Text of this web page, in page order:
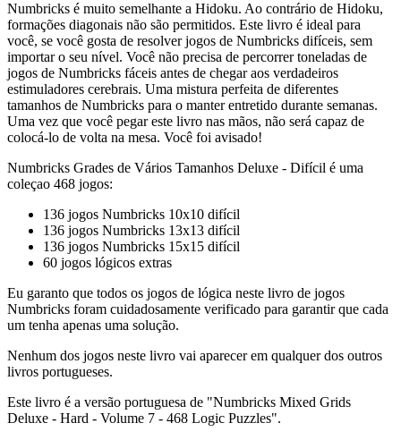
Numbricks é muito semelhante a Hidoku. Ao contrário de Hidoku,
formações diagonais não são permitidos. Este livro é ideal para
você, se você gosta de resolver jogos de Numbricks difíceis, sem
importar o seu nível. Você não precisa de percorrer toneladas de
jogos de Numbricks fáceis antes de chegar aos verdadeiros
estimuladores cerebrais. Uma mistura perfeita de diferentes
tamanhos de Numbricks para o manter entretido durante semanas.
Uma vez que você pegar este livro nas mãos, não será capaz de
colocá-lo de volta na mesa. Você foi avisado!
Numbricks Grades de Vários Tamanhos Deluxe - Difícil é uma
coleçao 468 jogos:
136 jogos Numbricks 10x10 difícil
136 jogos Numbricks 13x13 difícil
136 jogos Numbricks 15x15 difícil
60 jogos lógicos extras
Eu garanto que todos os jogos de lógica neste livro de jogos
Numbricks foram cuidadosamente verificado para garantir que cada
um tenha apenas uma solução.
Nenhum dos jogos neste livro vai aparecer em qualquer dos outros
livros portugueses.
Este livro é a versão portuguesa de "Numbricks Mixed Grids
Deluxe - Hard - Volume 7 - 468 Logic Puzzles".